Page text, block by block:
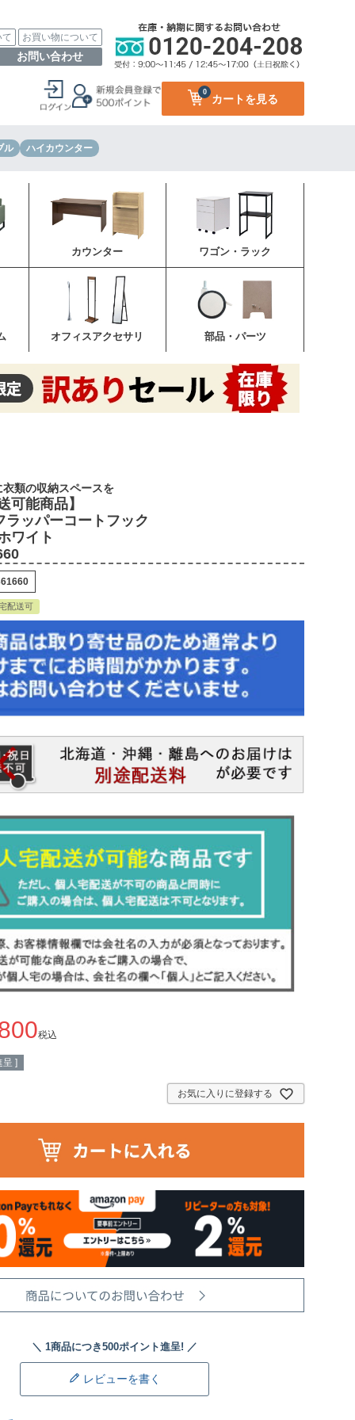
て お買い物について
お問い合わせ
カートを見る
0
ル ハイカウンター
カウンター ワゴン・ラック
オフィスアクセサリ 部品・パーツ
類の収納スペースを
可能商品】
ッパーコートフック
ワイト
配送可
税込
呈 ]
お気に入りに登録する
レビューを書く